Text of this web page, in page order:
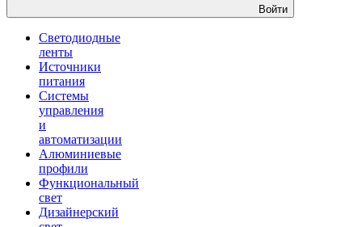
Войти
Светодиодные
ленты
Источники
питания
Системы
управления
и
автоматизации
Алюминиевые
профили
Функциональный
свет
Дизайнерский